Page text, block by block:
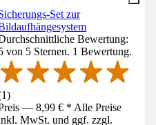
Set zur
Bewertung:
von 5 Sternen. 1 Bewertung.
1)
— 8,99 € * Alle Preise
MwSt. und ggf. zzgl.